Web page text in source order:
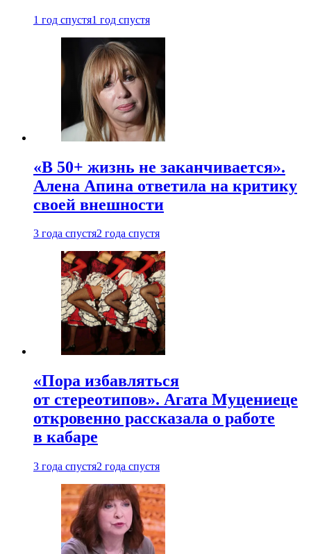
1 год спустя1 год спустя
«В 50+ жизнь не заканчивается».
Алена Апина ответила на критику
своей внешности
3 года спустя2 года спустя
«Пора избавляться
от стереотипов». Агата Муцениеце
откровенно рассказала о работе
в кабаре
3 года спустя2 года спустя